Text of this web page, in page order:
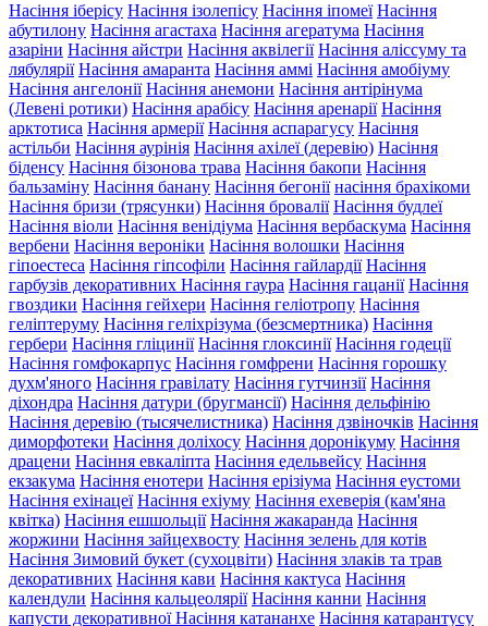
Насіння іберісу Насіння ізолепісу Насіння іпомеї Насіння
абутилону Насіння агастаха Насіння агератума Насіння
азаріни Насіння айстри Насіння аквілегії Насіння аліссуму та
лябулярії Насіння амаранта Насіння аммі Насіння амобіуму
Насіння ангелонії Насіння анемони Насіння антірінума
(Левені ротики) Насіння арабісу Насіння аренарії Насіння
арктотиса Насіння армерії Насіння аспарагусу Насіння
астільби Насіння аурінія Насіння ахілеї (деревію) Насіння
біденсу Насіння бізонова трава Насіння бакопи Насіння
бальзаміну Насіння банану Насіння бегонії насіння брахікоми
Насіння бризи (трясунки) Насіння бровалії Насіння будлеї
Насіння віоли Насіння венідіума Насіння вербаскума Насіння
вербени Насіння вероніки Насіння волошки Насіння
гіпоестеса Насіння гіпсофіли Насіння гайлардії Насіння
гарбузів декоративних Насіння гаура Насіння гацанії Насіння
гвоздики Насіння гейхери Насіння геліотропу Насіння
геліптеруму Насіння геліхрізума (безсмертника) Насіння
гербери Насіння гліцинії Насіння глоксинії Насіння годеції
Насіння гомфокарпус Насіння гомфрени Насіння горошку
духм'яного Насіння гравілату Насіння гутчинзії Насіння
діхондра Насіння датури (бругмансії) Насіння дельфінію
Насіння деревію (тысячелистника) Насіння дзвіночків Насіння
диморфотеки Насіння доліхосу Насіння доронікуму Насіння
драцени Насіння евкаліпта Насіння едельвейсу Насіння
екзакума Насіння енотери Насіння ерізіума Насіння еустоми
Насіння ехінацеї Насіння ехіуму Насіння ехеверія (кам'яна
квітка) Насіння ешшольції Насіння жакаранда Насіння
жоржини Насіння зайцехвосту Насіння зелень для котів
Насіння Зимовий букет (сухоцвіти) Насіння злаків та трав
декоративних Насіння кави Насіння кактуса Насіння
календули Насіння кальцеолярії Насіння канни Насіння
капусти декоративноїНасіння катананхе Насіння катарантусу